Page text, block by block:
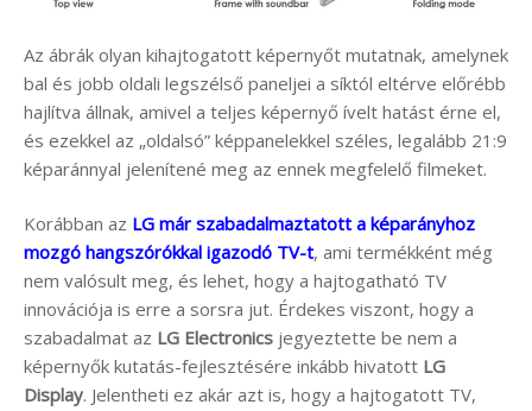
Az ábrák olyan kihajtogatott képernyőt mutatnak, amelynek
bal és jobb oldali legszélső paneljei a síktól eltérve előrébb
hajlítva állnak, amivel a teljes képernyő ívelt hatást érne el,
és ezekkel az „oldalsó” képpanelekkel széles, legalább 21:9
képaránnyal jelenítené meg az ennek megfelelő filmeket.
Korábban az LG már szabadalmaztatott a képarányhoz
mozgó hangszórókkal igazodó TV-t, ami termékként még
nem valósult meg, és lehet, hogy a hajtogatható TV
innovációja is erre a sorsra jut. Érdekes viszont, hogy a
szabadalmat az LG Electronics jegyeztette be nem a
képernyők kutatás-fejlesztésére inkább hivatott LG
Display. Jelentheti ez akár azt is, hogy a hajtogatott TV,